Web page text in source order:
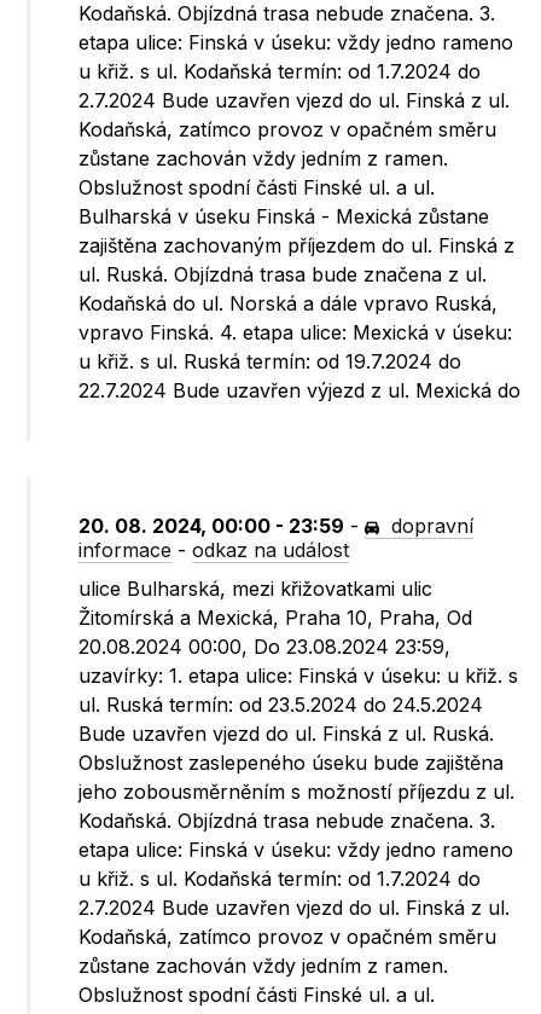
Kodaňská. Objízdná trasa nebude značena. 3.
etapa ulice: Finská v úseku: vždy jedno rameno
u křiž. s ul. Kodaňská termín: od 1.7.2024 do
2.7.2024 Bude uzavřen vjezd do ul. Finská z ul.
Kodaňská, zatímco provoz v opačném směru
zůstane zachován vždy jedním z ramen.
Obslužnost spodní části Finské ul. a ul.
Bulharská v úseku Finská - Mexická zůstane
zajištěna zachovaným příjezdem do ul. Finská z
ul. Ruská. Objízdná trasa bude značena z ul.
Kodaňská do ul. Norská a dále vpravo Ruská,
vpravo Finská. 4. etapa ulice: Mexická v úseku:
u křiž. s ul. Ruská termín: od 19.7.2024 do
22.7.2024 Bude uzavřen výjezd z ul. Mexická do
20. 08. 2024, 00:00 - 23:59 -
dopravní
informace -odkaz na událost
ulice Bulharská, mezi křižovatkami ulic
Žitomírská a Mexická, Praha 10, Praha, Od
20.08.2024 00:00, Do 23.08.2024 23:59,
uzavírky: 1. etapa ulice: Finská v úseku: u křiž. s
ul. Ruská termín: od 23.5.2024 do 24.5.2024
Bude uzavřen vjezd do ul. Finská z ul. Ruská.
Obslužnost zaslepeného úseku bude zajištěna
jeho zobousměrněním s možností příjezdu z ul.
Kodaňská. Objízdná trasa nebude značena. 3.
etapa ulice: Finská v úseku: vždy jedno rameno
u křiž. s ul. Kodaňská termín: od 1.7.2024 do
2.7.2024 Bude uzavřen vjezd do ul. Finská z ul.
Kodaňská, zatímco provoz v opačném směru
zůstane zachován vždy jedním z ramen.
Obslužnost spodní části Finské ul. a ul.